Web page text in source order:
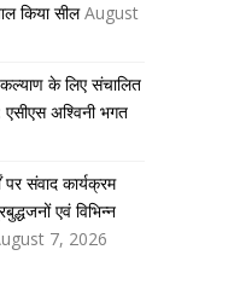
किया सील August
के लिए संचालित
एसीएस अश्विनी भगत
संवाद कार्यक्रम
एवं विभिन्न
7, 2026